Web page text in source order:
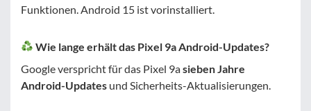
Funktionen. Android 15 ist vorinstalliert.
Wie lange erhält das Pixel 9a Android-Updates?
Google verspricht für das Pixel 9asieben Jahre
Android-Updates und Sicherheits-Aktualisierungen.